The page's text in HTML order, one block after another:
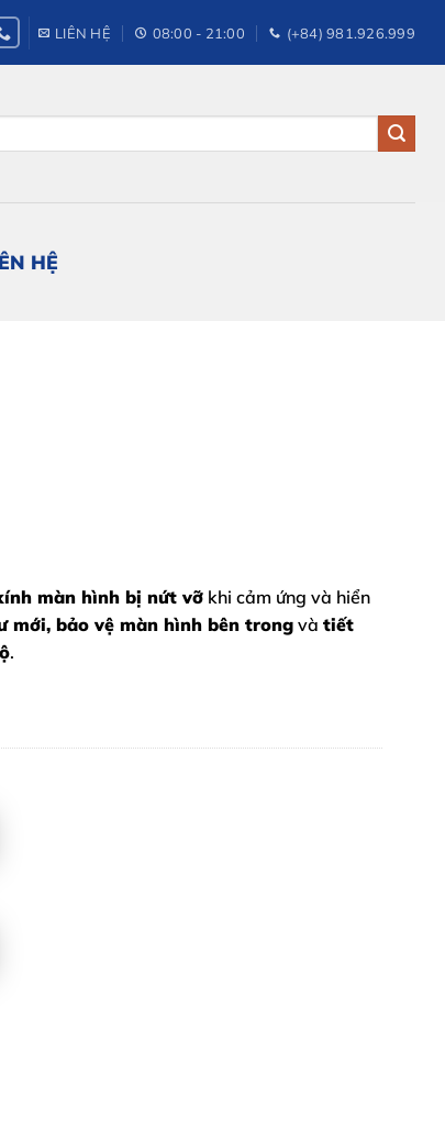
LIÊN HỆ 08:00 - 21:00 (+84) 981.926.999
HỆ
màn hình bị nứt vỡ khi cảm ứng và hiển
mới, bảo vệ màn hình bên trong và tiết
.